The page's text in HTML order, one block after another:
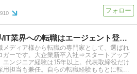
910
web業界/IT業界への転職はエージェント登録を使え！
メディア様から転職の専門家として、選ばれ
ガーです。大企業新卒入社⇒スタートアップ
エンジニア経験は15年以上。代表取締役だけ
用担当も兼任。自らの転職経験ももとに転職